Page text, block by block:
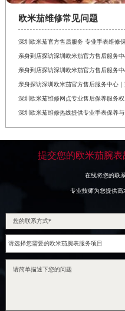
欧米茄维修常见问题
深圳欧米茄官方售后服务 专业手表维修
亲身探访深圳欧米茄官方售后服务中心
深圳欧米茄维修网点专业售后保养服务权
深圳欧米茄维修热线提供专业手表保养
提交您的欧米茄腕
在线将您的联
专业技师为您提供